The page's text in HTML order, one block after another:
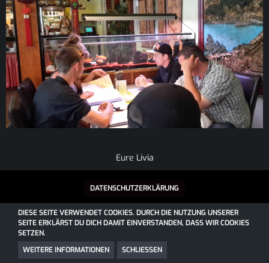
Eure Livia
DATENSCHUTZERKLÄRUNG
SOCIALBOX, ENTWICKELT VON WEBEXPANDED
COMMUNITY-DESIGN: COMMUNITYVON
DIESE SEITE VERWENDET COOKIES. DURCH DIE NUTZUNG UNSERER
SEITE ERKLÄRST DU DICH DAMIT EINVERSTANDEN, DASS WIR COOKIES
SETZEN.
WEITERE INFORMATIONEN
SCHLIESSEN